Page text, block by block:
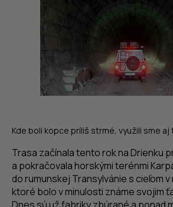
Kde boli kopce príliš strmé, využili sme aj
Trasa začínala tento rok na Drienku
a pokračovala horskými terénmi
do rumunskej Transylvánie s cieľom
ktoré bolo v minulosti známe svojim